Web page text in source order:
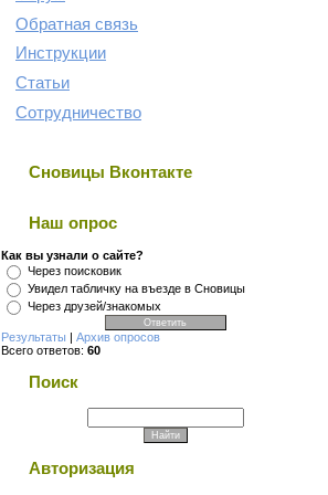
Обратная связь
Инструкции
Статьи
Сотрудничество
Сновицы Вконтакте
Наш опрос
Как вы узнали о сайте?
Через поисковик
Увидел табличку на въезде в Сновицы
Через друзей/знакомых
Результаты | Архив опросов
Всего ответов: 60
Поиск
Авторизация